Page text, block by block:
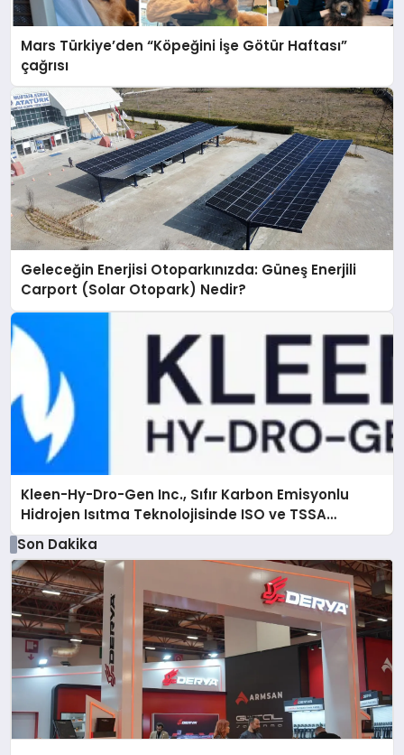
Mars Türkiye’den “Köpeğini İşe Götür Haftası”
çağrısı
Geleceğin Enerjisi Otoparkınızda: Güneş Enerjili
Carport (Solar Otopark) Nedir?
Kleen-Hy-Dro-Gen Inc., Sıfır Karbon Emisyonlu
Hidrojen Isıtma Teknolojisinde ISO ve TSSA
Düzenleyici Onaylarını Aldı
Son Dakika